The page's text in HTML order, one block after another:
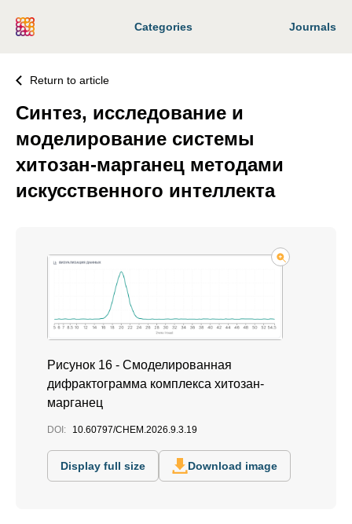
Categories Journals
Return to article
Синтез, исследование и
моделирование системы
хитозан-марганец методами
искусственного интеллекта
Рисунок 16 - Смоделированная
дифрактограмма комплекса хитозан-
марганец
DOI: 10.60797/CHEM.2026.9.3.19
Display full size Download image